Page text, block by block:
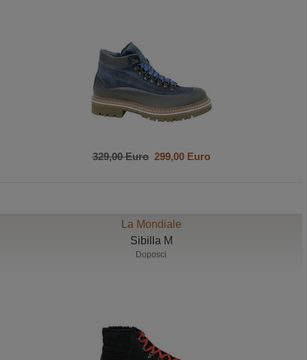
329,00 Euro299,00 Euro
La Mondiale
Sibilla M
Doposci